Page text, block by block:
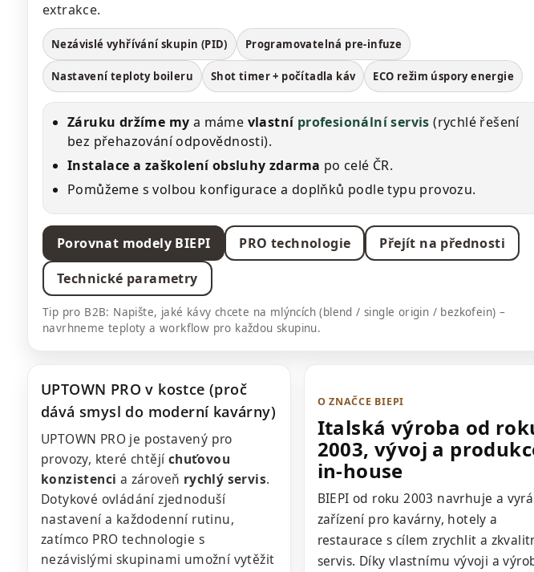
extrakce.
Nezávislé vyhřívání skupin (PID) Programovatelná pre‑infuze
Nastavení teploty boileru Shot timer + počítadla káv ECO režim úspory energie
Záruku držíme my a máme vlastní profesionální servis (rychlé řešení
bez přehazování odpovědnosti).
Instalace a zaškolení obsluhy zdarma po celé ČR.
Pomůžeme s volbou konfigurace a doplňků podle typu provozu.
Porovnat modely BIEPI PRO technologie
Přejít na přednosti
Technické parametry
Tip pro B2B: Napište, jaké kávy chcete na mlýncích (blend / single origin / bezkofein) –
navrhneme teploty a workflow pro každou skupinu.
UPTOWN PRO v kostce (proč
dává smysl do moderní kavárny)
UPTOWN PRO je postavený pro
provozy, které chtějí chuťovou
konzistenci a zároveň rychlý servis.
Dotykové ovládání zjednoduší
nastavení a každodenní rutinu,
zatímco PRO technologie s
nezávislými skupinami umožní vytěžit
O ZNAČCE BIEPI
Italská výroba od
2003, vývoj a
in‑house
BIEPI od roku 2003 navrhuje a
zařízení pro kavárny, hotely a
restaurace s cílem zrychlit a
servis. Díky vlastnímu vývoji a